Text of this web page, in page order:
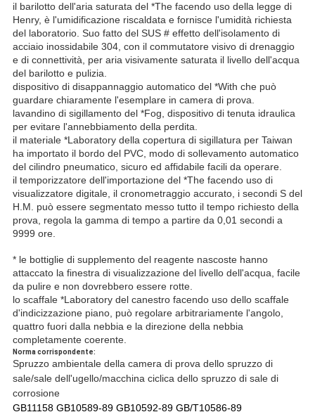
il barilotto dell'aria saturata del *The facendo uso della legge di
Henry, è l'umidificazione riscaldata e fornisce l'umidità richiesta
del laboratorio. Suo fatto del SUS # effetto dell'isolamento di
acciaio inossidabile 304, con il commutatore visivo di drenaggio
e di connettività, per aria visivamente saturata il livello dell'acqua
del barilotto e pulizia.
dispositivo di disappannaggio automatico del *With che può
guardare chiaramente l'esemplare in camera di prova.
lavandino di sigillamento del *Fog, dispositivo di tenuta idraulica
per evitare l'annebbiamento della perdita.
il materiale *Laboratory della copertura di sigillatura per Taiwan
ha importato il bordo del PVC, modo di sollevamento automatico
del cilindro pneumatico, sicuro ed affidabile facili da operare.
il temporizzatore dell'importazione del *The facendo uso di
visualizzatore digitale, il cronometraggio accurato, i secondi S del
H.M. può essere segmentato messo tutto il tempo richiesto della
prova, regola la gamma di tempo a partire da 0,01 secondi a
9999 ore.
* le bottiglie di supplemento del reagente nascoste hanno
attaccato la finestra di visualizzazione del livello dell'acqua, facile
da pulire e non dovrebbero essere rotte.
lo scaffale *Laboratory del canestro facendo uso dello scaffale
d'indicizzazione piano, può regolare arbitrariamente l'angolo,
quattro fuori dalla nebbia e la direzione della nebbia
completamente coerente.
Norma corrispondente:
Spruzzo ambientale della camera di prova dello spruzzo di
sale/sale dell'ugello/macchina ciclica dello spruzzo di sale di
corrosione
GB11158 GB10589-89 GB10592-89 GB/T10586-89